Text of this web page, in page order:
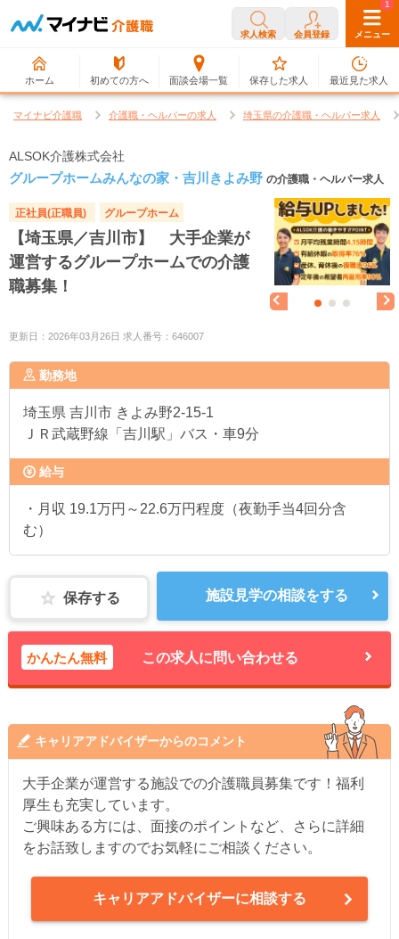
求人検索 会員登録 メニュー
ホーム 初めての方へ 面談会場一覧
0
保存した求人
1
最近見た求人
マイナビ介護職 介護職・ヘルパーの求人 埼玉県の介護職・ヘルパー求人
ALSOK介護株式会社
グループホームみんなの家・吉川きよみ野 の介護職・ヘルパー求人
正社員(正職員) グループホーム
【埼玉県／吉川市】 大手企業が
運営するグループホームでの介護
職募集！
更新日：2026年03月26日 求人番号：646007
勤務地
埼玉県 吉川市 きよみ野2-15-1
ＪＲ武蔵野線「吉川駅」バス・車9分
給与
・月収 19.1万円～22.6万円程度（夜勤手当4回分含
む）
保存する 施設見学の相談をする
かんたん無料 この求人に問い合わせる
キャリアアドバイザーからのコメント
大手企業が運営する施設での介護職員募集です！福利
厚生も充実しています。
ご興味ある方には、面接のポイントなど、さらに詳細
をお話致しますのでお気軽にご相談ください。
キャリアアドバイザーに相談する